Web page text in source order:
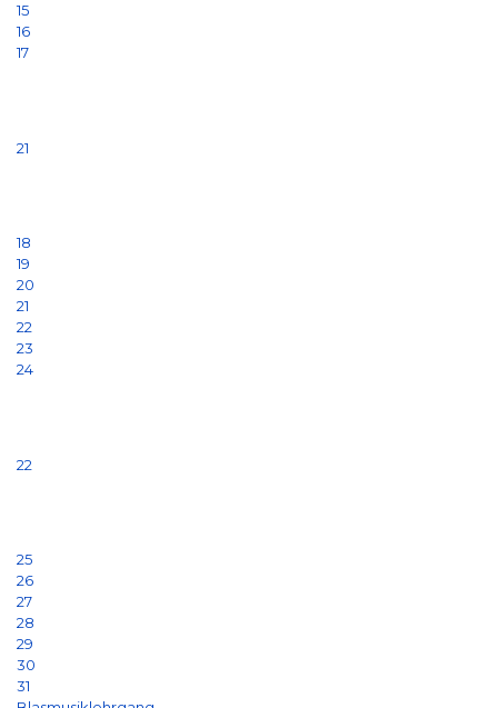
15
16
17
21
18
19
20
21
22
23
24
22
25
26
27
28
29
30
31